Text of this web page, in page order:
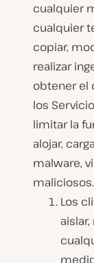
cualquier
cualquier
copiar,
realizar
obtener el
los
limitar la
alojar,
malware,
maliciosos.
Los